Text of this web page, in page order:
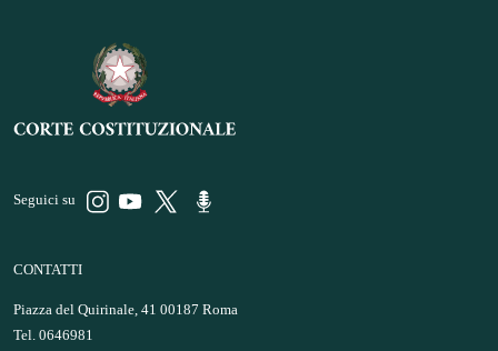
Seguici su
CONTATTI
Piazza del Quirinale, 41 00187 Roma
Tel. 0646981